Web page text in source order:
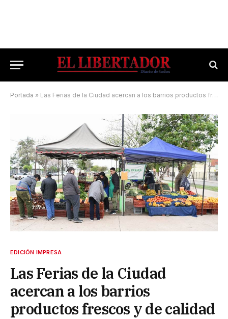
Portada » Las Ferias de la Ciudad acercan a los barrios productos frescos y de calidad
EDICIÓN IMPRESA
Las Ferias de la Ciudad
acercan a los barrios
productos frescos y de calidad